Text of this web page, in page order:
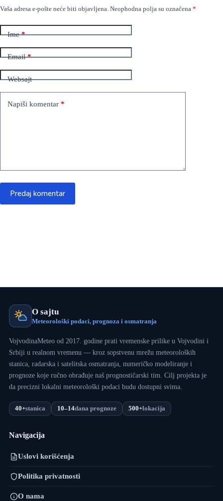
Vaša adresa e-pošte neće biti objavljena. Neophodna polja su označena *
Ime*
Email*
Websajt
Napiši komentar *
Predaj komentar
O sajtu
Meteorološki podaci, prognoza i osmatranja
VojvodinaMeteo od 2017. godine prati vremenske prilike u Vojvodini i
Srbiji u realnom vremenu — kroz sopstvenu mrežu meteoroloških
stanica, radarska i satelitska osmatranja, numeričko modeliranje i
prognoze koje ručno obrađuje naš prognostičarski tim. Cilj projekta je
da precizni lokalni meteorološki podaci budu dostupni svima.
40+stanica 10–14dana prognoze 500+lokacija
Navigacija
Uslovi korišćenja
Politika privatnosti
O nama